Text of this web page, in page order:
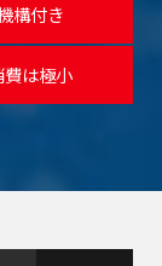
構付き
費は極小